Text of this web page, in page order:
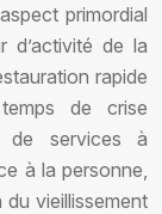
primordial
d’activité de la
rapide
de crise
de services à
à la personne,
vieillissement